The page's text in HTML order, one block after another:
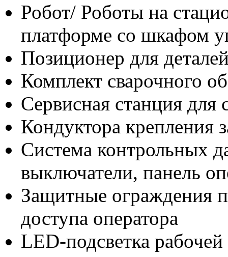
Робот/ Роботы на
платформе со шкафом
Позиционер для
Комплект сварочного
Сервисная станция для
Кондуктора крепления
Система контрольных
выключатели, панель
Защитные ограждения
доступа оператора
LED-подсветка